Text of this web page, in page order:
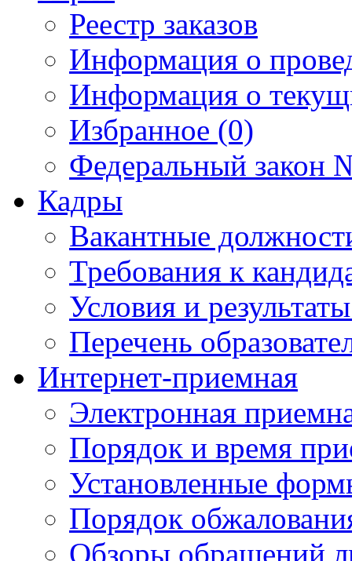
Реестр заказов
Информация о
Информация о
Избранное (0)
Федеральный закон
Кадры
Вакантные
Требования к
Условия и
Перечень
Интернет-приемная
Электронная
Порядок и время
Установленные
Порядок
Обзоры обращений